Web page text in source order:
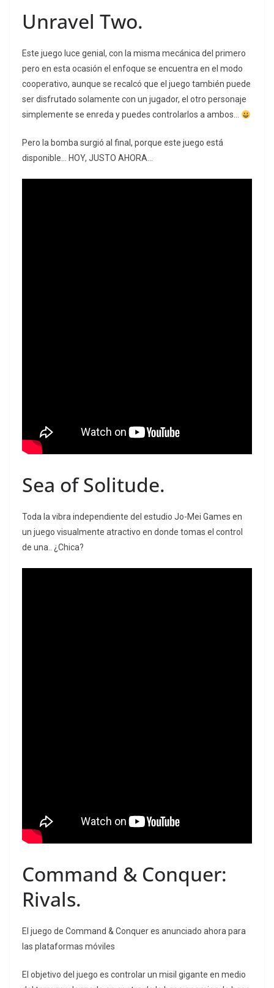
Unravel Two.
Este juego luce genial, con la misma mecánica del primero
pero en esta ocasión el enfoque se encuentra en el modo
cooperativo, aunque se recalcó que el juego también puede
ser disfrutado solamente con un jugador, el otro personaje
simplemente se enreda y puedes controlarlos a ambos…
Pero la bomba surgió al final, porque este juego está
disponible… HOY, JUSTO AHORA…
Sea of Solitude.
Toda la vibra independiente del estudio Jo-Mei Games en
un juego visualmente atractivo en donde tomas el control
de una.. ¿Chica?
Command & Conquer:
Rivals.
El juego de Command & Conquer es anunciado ahora para
las plataformas móviles
El objetivo del juego es controlar un misil gigante en medio